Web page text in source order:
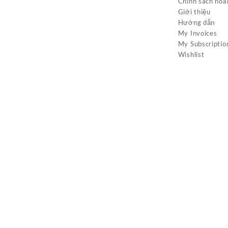
Giới thiệu
Hướng dẫn
My Invoices
My
Wishlist